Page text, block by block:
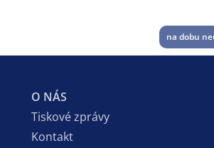
na dobu
O NÁS
Tiskové zprávy
Kontakt